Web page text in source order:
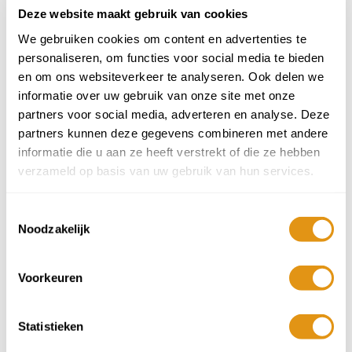
Deze website maakt gebruik van cookies
We gebruiken cookies om content en advertenties te
personaliseren, om functies voor social media te bieden
en om ons websiteverkeer te analyseren. Ook delen we
informatie over uw gebruik van onze site met onze
partners voor social media, adverteren en analyse. Deze
partners kunnen deze gegevens combineren met andere
informatie die u aan ze heeft verstrekt of die ze hebben
verzameld op basis van uw gebruik van hun services.
Noodzakelijk
Voorkeuren
Statistieken
wo do
27 28 29 30 31 1 2
3 4 5 6 7 8 9
10 11 12 13 14 15 16
17 18 19 20 21 22 23
6
De prijs van deze accommodatie is op aanvraag.
Bel of mail ons voor informatie. Je kunt 'm ook
offerte inclusief de prijs van deze bestemming.